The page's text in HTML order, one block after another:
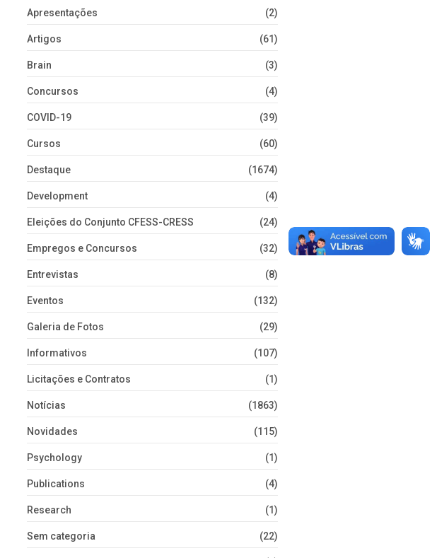
Apresentações (2)
Artigos (61)
Brain (3)
Concursos (4)
COVID-19 (39)
Cursos (60)
Destaque (1674)
Development (4)
Eleições do Conjunto CFESS-CRESS (24)
Empregos e Concursos (32)
Entrevistas (8)
Eventos (132)
Galeria de Fotos (29)
Informativos (107)
Licitações e Contratos (1)
Notícias (1863)
Novidades (115)
Psychology (1)
Publications (4)
Research (1)
Sem categoria (22)